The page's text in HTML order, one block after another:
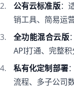
公有云标准版：
销工具、简易运
全功能混合云版
API打通、完整积
私有化定制部署
流程、多子公司